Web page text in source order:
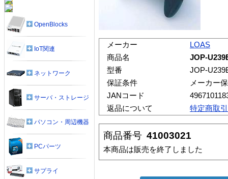
メーカー
LOAS
商品名
JOP-
型番
JOP-
保証条件
メーカー
JANコード
返品について
特定商取
商品番号 41003021
本商品は販売を終了しました
OpenBlocks
IoT関連
ネットワーク
サーバ・ストレージ
パソコン・周辺機器
PCパーツ
サプライ